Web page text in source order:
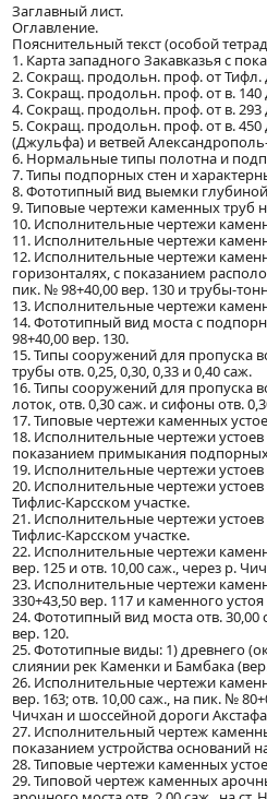
Заглавный лист.
Оглавление.
Пояснительный текст (особой
1. Карта западного Закавказья с
2. Сокращ. продольн. проф. от Тифл.
3. Сокращ. продольн. проф. от в. 140
4. Сокращ. продольн. проф. от в. 293
5. Сокращ. продольн. проф. от в. 450
(Джульфа) и ветвей
6. Нормальные типы полотна и
7. Типы подпорных стен и
8. Фототипный вид выемки глубиной
9. Типовые чертежи каменных труб
10. Исполнительные чертежи
11. Исполнительные чертежи
12. Исполнительные чертежи
горизонталях, с показанием
пик. № 98+40,00 вер. 130 и трубы-
13. Исполнительные чертежи
14. Фототипный вид моста с
98+40,00 вер. 130.
15. Типы сооружений для пропуска
трубы отв. 0,25, 0,30, 0,33 и 0,40 саж.
16. Типы сооружений для пропуска
лоток, отв. 0,30 саж. и сифоны отв.
17. Типовые чертежи каменных
18. Исполнительные чертежи устоев
показанием примыкания
19. Исполнительные чертежи
20. Исполнительные чертежи
Тифлис-Карсском участке.
21. Исполнительные чертежи
Тифлис-Карсском участке.
22. Исполнительные чертежи
вер. 125 и отв. 10,00 саж., через р.
23. Исполнительные чертежи
330+43,50 вер. 117 и каменного
24. Фототипный вид моста отв. 30,00
вер. 120.
25. Фототипные виды: 1) древнего
слиянии рек Каменки и Бамбака
26. Исполнительные чертежи
вер. 163; отв. 10,00 саж., на пик. №
Чичхан и шоссейной дороги
27. Исполнительный чертеж
показанием устройства оснований
28. Типовые чертежи каменных
29. Типовой чертеж каменных